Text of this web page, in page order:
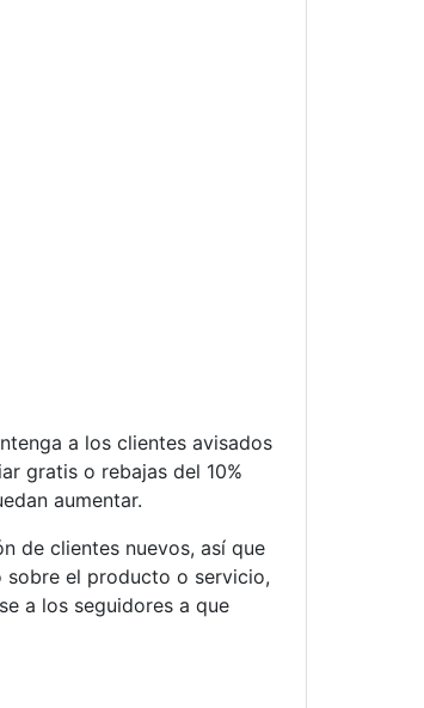
a los clientes avisados
gratis o rebajas del 10%
aumentar.
de clientes nuevos, así que
sobre el producto o servicio,
a los seguidores a que